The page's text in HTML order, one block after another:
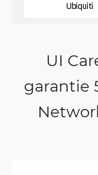
Ubiquiti
UI
garantie